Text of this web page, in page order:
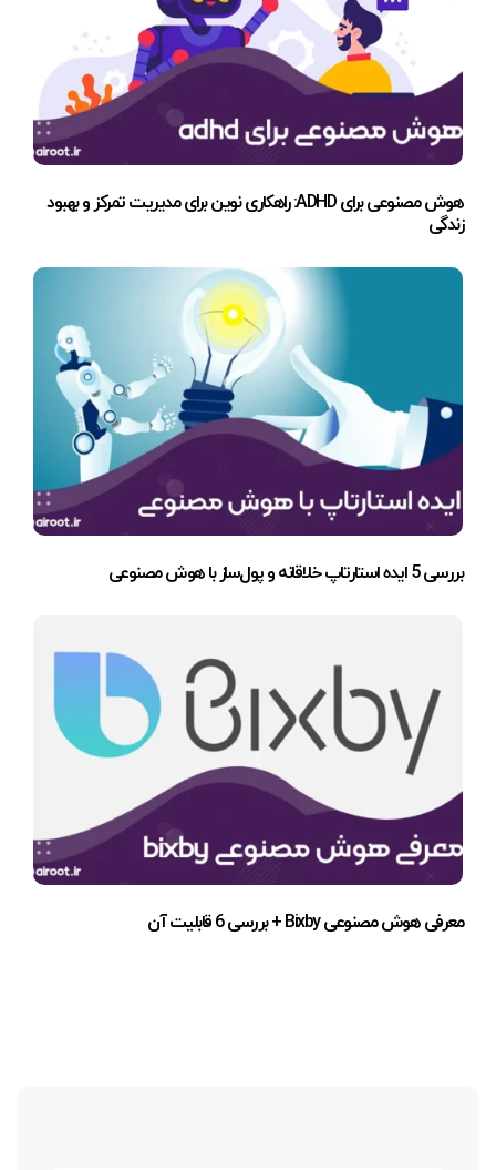
هوش مصنوعی برای ADHD: راهکاری نوین برای مدیریت تمرکز و بهبود
زندگی
بررسی 5 ایده استارتاپ خلاقانه و پول‌ساز با هوش مصنوعی
معرفی هوش مصنوعی Bixby + بررسی 6 قابلیت آن